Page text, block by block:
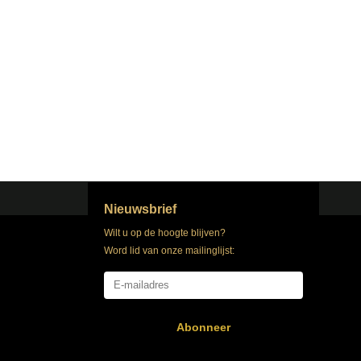
Nieuwsbrief
Wilt u op de hoogte blijven?
Word lid van onze mailinglijst:
Abonneer